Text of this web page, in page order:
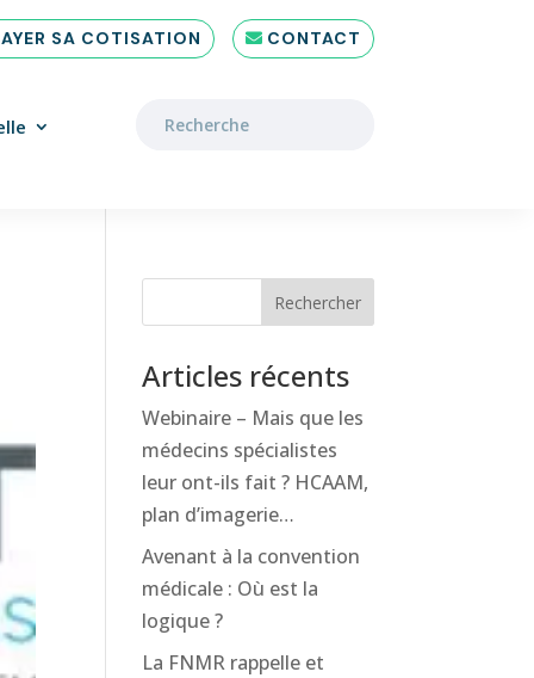
SA COTISATION CONTACT
Rechercher
Articles récents
Webinaire – Mais que les
médecins spécialistes
leur ont-ils fait ? HCAAM,
plan d’imagerie…
Avenant à la convention
médicale : Où est la
logique ?
La FNMR rappelle et